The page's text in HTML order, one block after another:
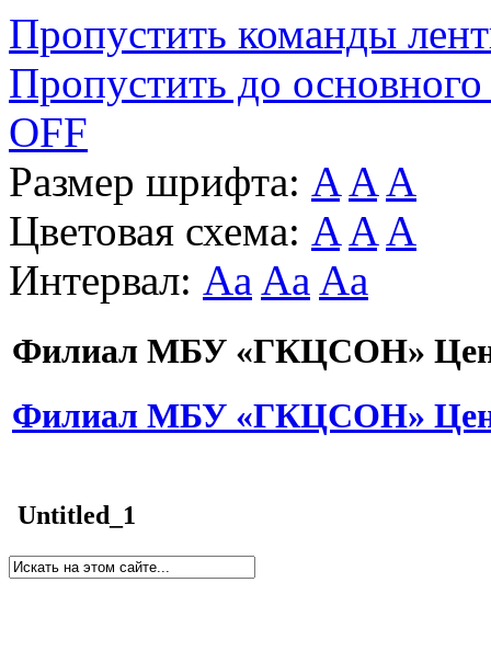
Пропустить команды
Пропустить до основного
OFF
Размер шрифта: A A A
Цветовая схема: A A A
Интервал: Aa Aa Aa
Филиал МБУ «ГКЦСОН»
Филиал МБУ «ГКЦСОН»
Untitled_1